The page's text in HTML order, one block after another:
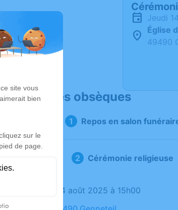
jeudi
Église
49490
Déroulé des obsèques
Repos en salon
Cérémonie religieuse
Le jeudi 14 août 2025 à 15h00